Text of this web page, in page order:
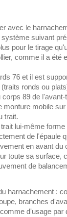
avec le
suivant
pour le tirage
comme il a été
76 et il est
ronds ou
89 de
monture mobile
trait.
lui-même
de l'épaule
en avant du
toute sa surface,
de
harnachement :
branches
d'usage par